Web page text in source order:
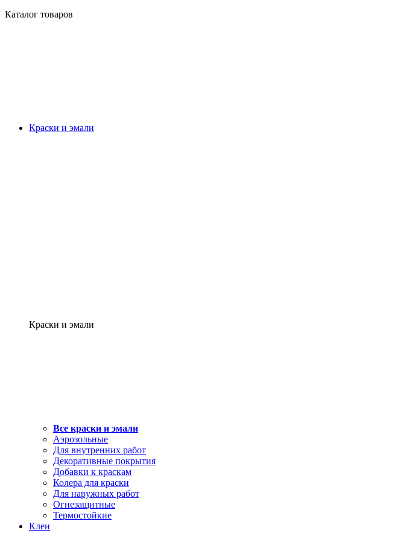
Каталог товаров
Краски и эмали
Краски и эмали
Все краски и эмали
Аэрозольные
Для внутренних работ
Декоративные покрытия
Добавки к краскам
Колера для краски
Для наружных работ
Огнезащитные
Термостойкие
Клеи